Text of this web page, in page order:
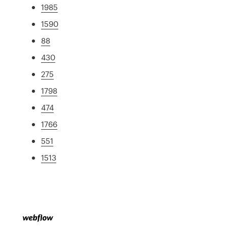
1985
1590
88
430
275
1798
474
1766
551
1513